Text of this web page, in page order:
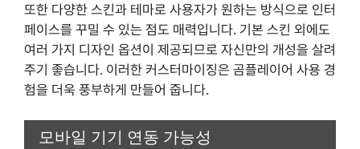
또한 다양한 스킨과 테마로 사용자가 원하는 방식으로 인터
페이스를 꾸밀 수 있는 점도 매력입니다. 기본 스킨 외에도
여러 가지 디자인 옵션이 제공되므로 자신만의 개성을 살려
주기 좋습니다. 이러한 커스터마이징은 곰플레이어 사용 경
험을 더욱 풍부하게 만들어 줍니다.
모바일 기기 연동 가능성